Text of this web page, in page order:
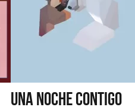
UNA NOCHE CONTIGO